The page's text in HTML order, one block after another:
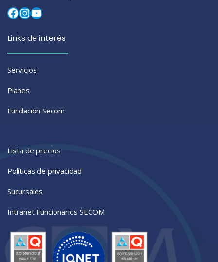
Facebook
Instagram
YouTube
Links de interés
Servicios
Planes
Fundación Secom
Lista de precios
Políticas de privacidad
Sucursales
Intranet Funcionarios SECOM